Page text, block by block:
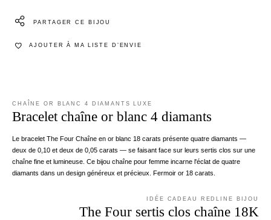
PARTAGER CE BIJOU
AJOUTER À MA LISTE D’ENVIE
CHAÎNE OR BLANC 4 DIAMANTS LUXE
Bracelet chaîne or blanc 4 diamants
Le bracelet The Four Chaîne en or blanc 18 carats présente quatre diamants —
deux de 0,10 et deux de 0,05 carats — se faisant face sur leurs sertis clos sur une
chaîne fine et lumineuse. Ce bijou chaîne pour femme incarne l'éclat de quatre
diamants dans un design généreux et précieux. Fermoir or 18 carats.
IDÉE CADEAU REDLINE BIJOU
The Four sertis clos chaîne 18K